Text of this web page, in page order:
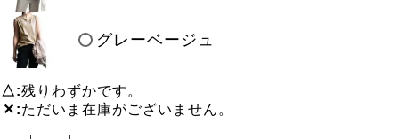
グレーベージュ
△ 残りわずかです。
✕ ただいま在庫がございません。